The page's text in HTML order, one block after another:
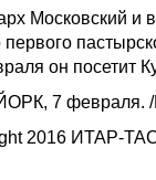
Московский и
первого
он посетит
7 февраля. /
2016 ИТАР-